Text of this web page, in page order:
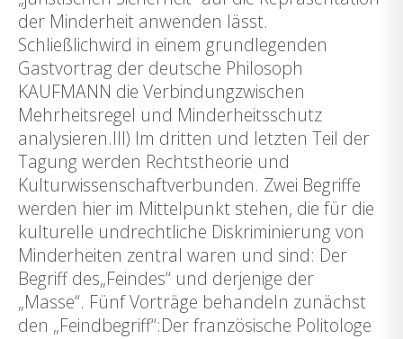
der Minderheit anwenden lässt.
Schließlichwird in einem grundlegenden
Gastvortrag der deutsche Philosoph
KAUFMANN die Verbindungzwischen
Mehrheitsregel und Minderheitsschutz
analysieren.III) Im dritten und letzten Teil der
Tagung werden Rechtstheorie und
Kulturwissenschaftverbunden. Zwei Begriffe
werden hier im Mittelpunkt stehen, die für die
kulturelle undrechtliche Diskriminierung von
Minderheiten zentral waren und sind: Der
Begriff des„Feindes“ und derjenige der
„Masse“. Fünf Vorträge behandeln zunächst
den „Feindbegriff“:Der französische Politologe